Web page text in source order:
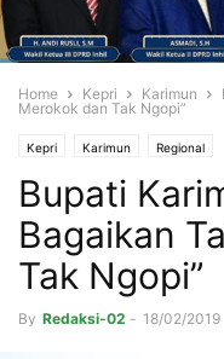
Home Kepri Karimun
Merokok dan Tak Ngopi”
Kepri Karimun Regional
Bupati
Bagaikan
Tak Ngopi”
By Redaksi-02 - 18/02/2019